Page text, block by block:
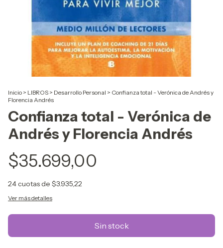
Inicio > LIBROS > Desarrollo Personal > Confianza total - Verónica de Andrés y
Florencia Andrés
Confianza total - Verónica de
Andrés y Florencia Andrés
$35.699,00
24cuotas de $3.935,22
Ver más detalles